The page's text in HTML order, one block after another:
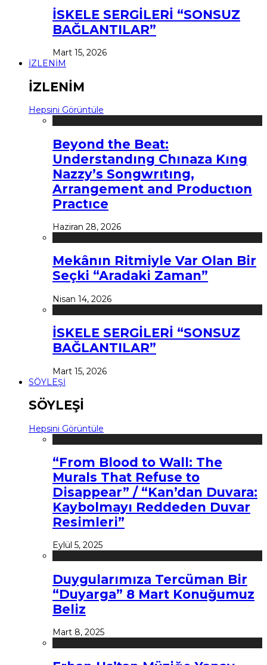
İSKELE SERGİLERİ “SONSUZ
BAĞLANTILAR”
Mart 15, 2026
İZLENİM
İZLENİM
Hepsini Görüntüle
Beyond the Beat:
Understandıng Chınaza Kıng
Nazzy’s Songwrıtıng,
Arrangement and Productıon
Practıce
Haziran 28, 2026
Mekânın Ritmiyle Var Olan Bir
Seçki “Aradaki Zaman”
Nisan 14, 2026
İSKELE SERGİLERİ “SONSUZ
BAĞLANTILAR”
Mart 15, 2026
SÖYLEŞİ
SÖYLEŞİ
Hepsini Görüntüle
“From Blood to Wall: The
Murals That Refuse to
Disappear” / “Kan’dan Duvara:
Kaybolmayı Reddeden Duvar
Resimleri”
Eylül 5, 2025
Duygularımıza Tercüman Bir
“Duyarga” 8 Mart Konuğumuz
Beliz
Mart 8, 2025